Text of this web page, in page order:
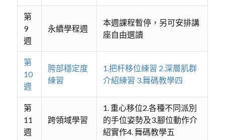
第
9
週
永續學程週
本週課程暫停，另可安排講
座自由選讀
第
10
週
胯部穩定度
練習
1.把杆移位練習 2.深層肌群
介紹練習 3.舞碼教學四
第
11
週
跨領域學習
1. 重心移位2.各種不同派別
的手位姿勢及3.腳位動作介
紹實作4. 舞碼教學五